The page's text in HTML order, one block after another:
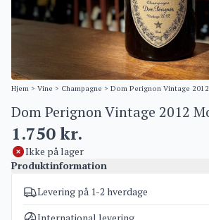
Hjem > Vine > Champagne > Dom Perignon Vintage
Dom Perignon Vintage 2012
1.750kr.
Ikke på lager
Produktinformation
Varenummer
4347
Kategorier
Levering på 1-2 hverdage